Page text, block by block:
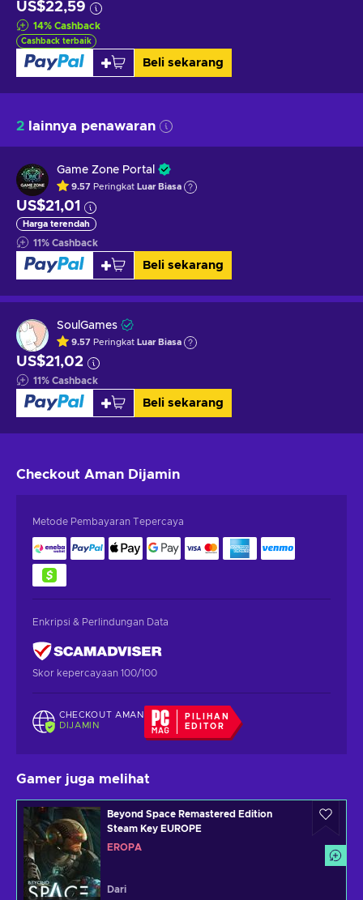
US$22,59
14% Cashback
Cashback terbaik
Beli sekarang
2 lainnya penawaran
Game Zone Portal
9.57 Peringkat Luar Biasa
US$21,01
Harga terendah
11% Cashback
Beli sekarang
SoulGames
9.57 Peringkat Luar Biasa
US$21,02
11% Cashback
Beli sekarang
Checkout Aman Dijamin
Metode Pembayaran Tepercaya
Enkripsi & Perlindungan Data
Skor kepercayaan 100/100
CHECKOUT AMAN
DIJAMIN
PILIHAN
EDITOR
Gamer juga melihat
Beyond Space Remastered Edition
Steam Key EUROPE
EROPA
Dari